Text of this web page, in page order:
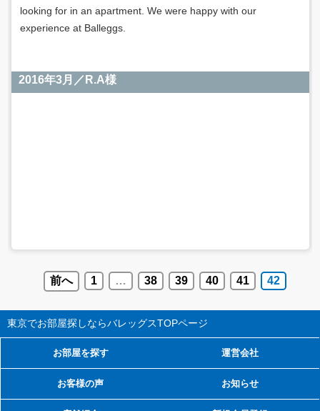
2016年3月／R.A様
looking for in an apartment. We were happy with our
experience at Balleggs.
前へ 1 … 38 39 40 41 42
東京でお部屋探しならバレッグスTOPページ
お部屋を探す
お客様の声
運営会社
お知らせ